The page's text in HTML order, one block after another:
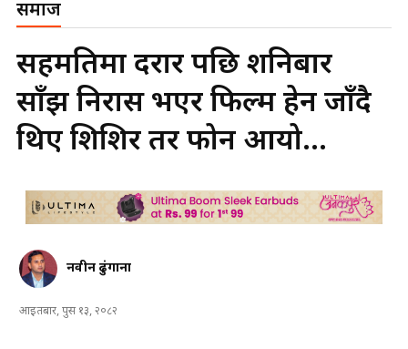
समाज
सहमतिमा दरार पछि शनिबार
साँझ निरास भएर फिल्म हेर्न जाँदै
थिए शिशिर तर फोन आयो...
नवीन ढुंगाना
आइतबार, पुस १३, २०८२